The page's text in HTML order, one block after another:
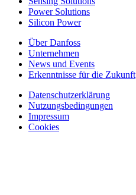
Power Solutions
Silicon Power
Über Danfoss
Unternehmen
News und Events
Erkenntnisse für die Zukunft
Datenschutzerklärung
Nutzungsbedingungen
Impressum
Cookies